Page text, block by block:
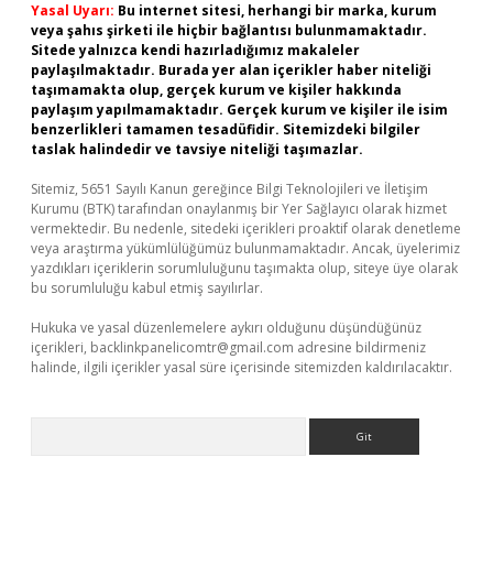
Yasal Uyarı: Bu internet sitesi, herhangi bir marka, kurum
veya şahıs şirketi ile hiçbir bağlantısı bulunmamaktadır.
Sitede yalnızca kendi hazırladığımız makaleler
paylaşılmaktadır. Burada yer alan içerikler haber niteliği
taşımamakta olup, gerçek kurum ve kişiler hakkında
paylaşım yapılmamaktadır. Gerçek kurum ve kişiler ile isim
benzerlikleri tamamen tesadüfidir. Sitemizdeki bilgiler
taslak halindedir ve tavsiye niteliği taşımazlar.
Sitemiz, 5651 Sayılı Kanun gereğince Bilgi Teknolojileri ve İletişim
Kurumu (BTK) tarafından onaylanmış bir Yer Sağlayıcı olarak hizmet
vermektedir. Bu nedenle, sitedeki içerikleri proaktif olarak denetleme
veya araştırma yükümlülüğümüz bulunmamaktadır. Ancak, üyelerimiz
yazdıkları içeriklerin sorumluluğunu taşımakta olup, siteye üye olarak
bu sorumluluğu kabul etmiş sayılırlar.
Hukuka ve yasal düzenlemelere aykırı olduğunu düşündüğünüz
içerikleri, backlinkpanelicomtr@gmail.com adresine bildirmeniz
halinde, ilgili içerikler yasal süre içerisinde sitemizden kaldırılacaktır.